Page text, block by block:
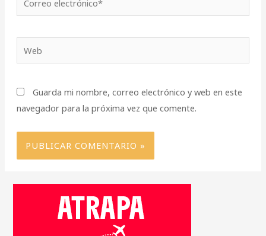
electrónico*
Guarda mi nombre, correo electrónico y web en este
navegador para la próxima vez que comente.